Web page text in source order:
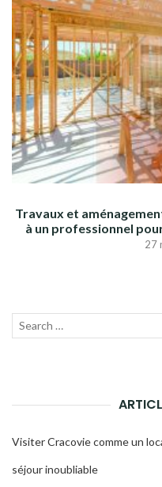
Travaux et
à un professionnel
27
Recherche
Visiter Cracovie comme un
séjour inoubliable